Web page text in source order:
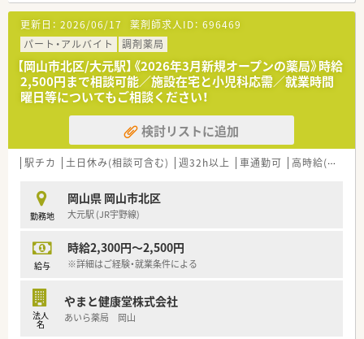
《研修制度》
■現場の先輩薬剤師より指導だけでなく、会社としても研修体制
が整っています。
《法人特徴》
■岡山県内を中心に15店舗展開の地元調剤薬局チェーンで
す。
地域密着型の店舗を目指し、全店舗の健康サポート機能に向けて
取り組みをされています。
■個人在宅業務だけでなく、自社運営の介護事業との地域ケア連
携が強みです。
舗などご経験を積むことができます。
■調剤設備が大変充実。省力化計画続行中です。
受付コンピューター（レセコン）・自動薬袋プリンター・全自動錠
の導入など、省力化をはかっています。
■設備機器が整った環境で働きたい方
更新日： 2026/06/17 薬剤師求人ID： 696469
パート・アルバイト
調剤薬局
【岡山市北区/大元駅】《2026年3月新規オープンの薬局》時給
2,500円まで相談可能／施設在宅と小児科応需／就業時間
曜日等についてもご相談ください！
検討リストに追加
駅チカ 土日休み(相談可含む) 週32h以上 車通勤可 高時給(2,500円以上)
勤務地
岡山県 岡山市北区
大元駅 (JR宇野線)
給与
時給2,300円～2,500円
※詳細はご経験・就業条件による
法人
名
やまと健康堂株式会社
あいら薬局 岡山